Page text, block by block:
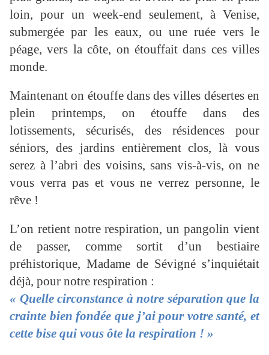
loin, pour un week-end seulement, à Venise,
submergée par les eaux, ou une ruée vers le
péage, vers la côte, on étouffait dans ces villes
monde.
Maintenant on étouffe dans des villes désertes en
plein printemps, on étouffe dans des
lotissements, sécurisés, des résidences pour
séniors, des jardins entièrement clos, là vous
serez à l’abri des voisins, sans vis-à-vis, on ne
vous verra pas et vous ne verrez personne, le
rêve !
L’on retient notre respiration, un pangolin vient
de passer, comme sortit d’un bestiaire
préhistorique, Madame de Sévigné s’inquiétait
déjà, pour notre respiration :
« Quelle circonstance à notre séparation que la
crainte bien fondée que j’ai pour votre santé, et
cette bise qui vous ôte la respiration ! »